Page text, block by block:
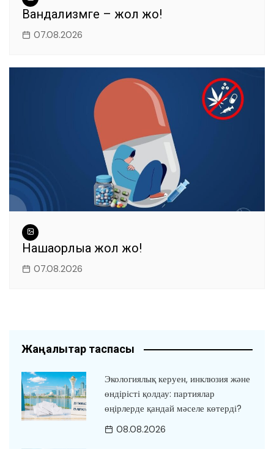
Вандализмге – жол жоқ!
07.08.2026
Нашақорлыққа жол жоқ!
07.08.2026
Жаңалықтар таспасы
Экологиялық керуен, инклюзия және
өндірісті қолдау: партиялар
өңірлерде қандай мәселе көтерді?
08.08.2026